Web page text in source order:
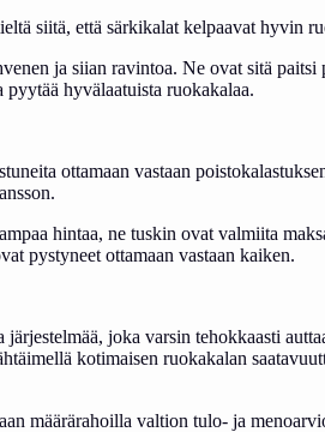
siitä, että särkikalat kelpaavat hyvin
ja siian ravintoa. Ne ovat sitä
pyytää hyvälaatuista ruokakalaa.
ottamaan vastaan
hintaa, ne tuskin ovat valmiita
pystyneet ottamaan vastaan kaiken.
järjestelmää, joka varsin tehokkaasti
kotimaisen ruokakalan
määrärahoilla valtion tulo- ja